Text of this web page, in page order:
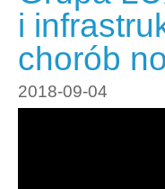
i
chorób
2018-09-04